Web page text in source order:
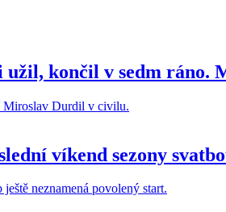
užil, končil v sedm ráno.
víkend sezony